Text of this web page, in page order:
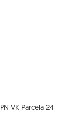
VK Parcela 24